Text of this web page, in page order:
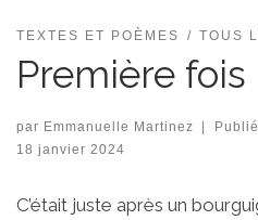
TEXTES ET POÈMES TOUS
Première fois
par Emmanuelle Martinez | Publié
18 janvier 2024
C’était juste après un